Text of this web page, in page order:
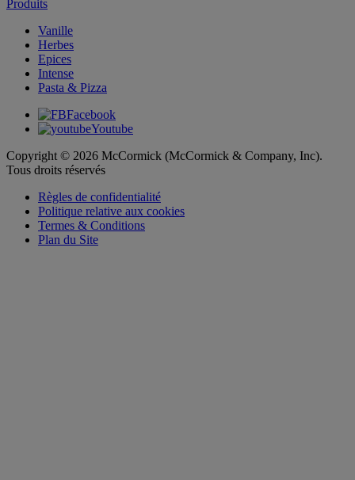
Produits
Vanille
Herbes
Epices
Intense
Pasta & Pizza
Facebook
Youtube
Copyright © 2026 McCormick (McCormick & Company, Inc).
Tous droits réservés
Règles de confidentialité
Politique relative aux cookies
Termes & Conditions
Plan du Site